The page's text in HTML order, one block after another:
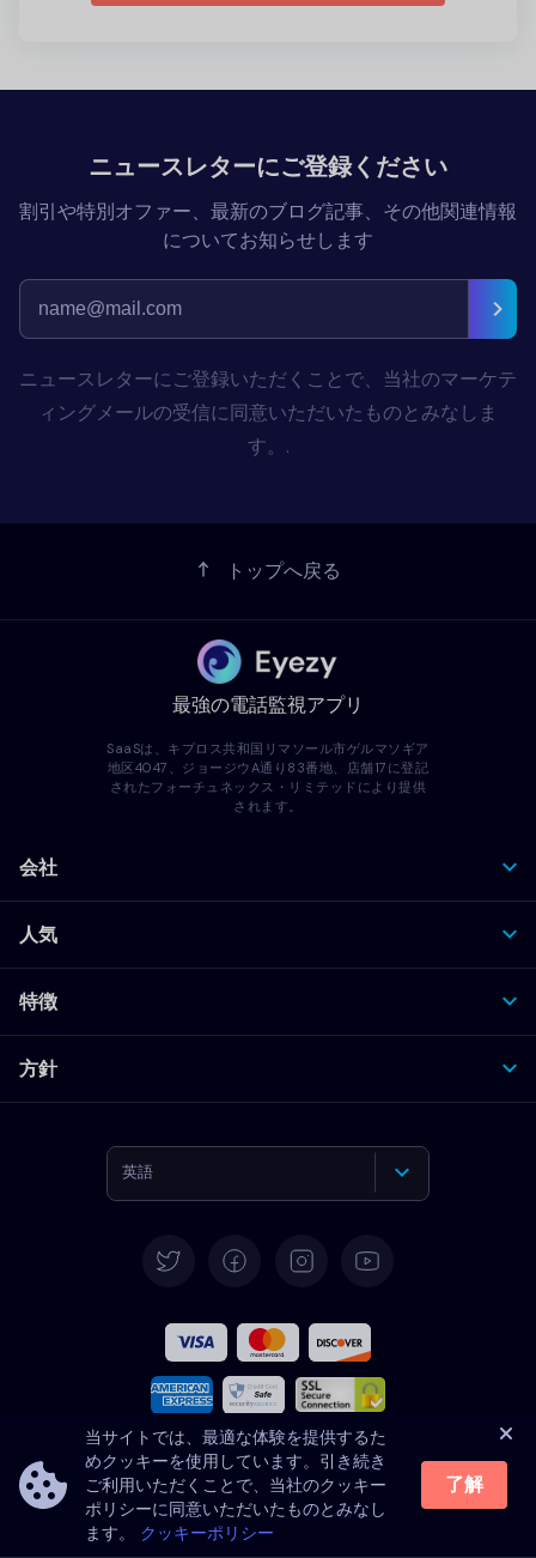
ニュースレターにご登録ください
割引や特別オファー、最新のブログ記事、その他関連情報
についてお知らせします
ニュースレターにご登録いただくことで、当社のマーケテ
ィングメールの受信に同意いただいたものとみなしま
す。.
トップへ戻る
当サイトでは、最適な体験を提供するた
めクッキーを使用しています。引き続き
ご利用いただくことで、当社のクッキー
ポリシーに同意いただいたものとみなし
ます。 クッキーポリシー
了解
最強の電話監視アプリ
SaaSは、キプロス共和国リマソール市ゲルマソギア
地区4047、ジョージウA通り83番地、店舗17に登記
されたフォーチュネックス・リミテッドにより提供
されます。
会社
人気
特徴
方針
英語
フランス語
ポルトガル語
免責事項
Eyezy ソフトウェアは合法的な使用のみを目的としています。ライセン
ス対象ソフトウェアを所有していないデバイスにインストールすること